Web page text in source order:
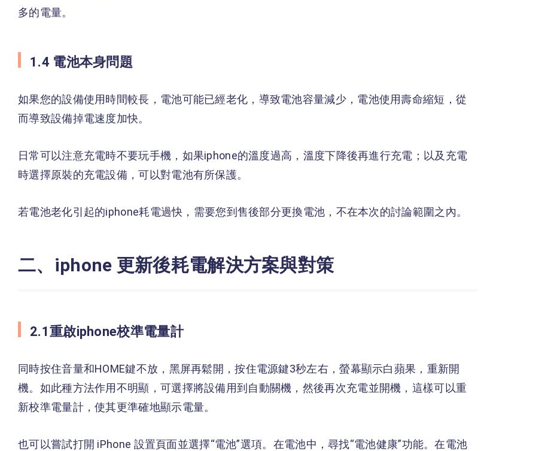
多的電量。
1.4 電池本身問題
如果您的設備使用時間較長，電池可能已經老化，導致電池容量減少，電池使用壽命縮短，從
而導致設備掉電速度加快。
日常可以注意充電時不要玩手機，如果iphone的溫度過高，溫度下降後再進行充電；以及充電
時選擇原裝的充電設備，可以對電池有所保護。
若電池老化引起的iphone耗電過快，需要您到售後部分更換電池，不在本次的討論範圍之內。
二、iphone 更新後耗電解決方案與對策
2.1重啟iphone校準電量計
同時按住音量和HOME鍵不放，黑屏再鬆開，按住電源鍵3秒左右，螢幕顯示白蘋果，重新開
機。如此種方法作用不明顯，可選擇將設備用到自動關機，然後再次充電並開機，這樣可以重
新校準電量計，使其更準確地顯示電量。
也可以嘗試打開 iPhone 設置頁面並選擇“電池”選項。在電池中，尋找“電池健康”功能。在電池